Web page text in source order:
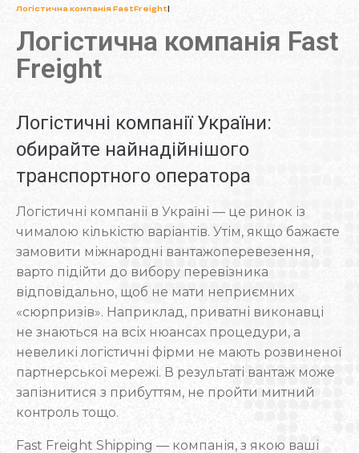
Логістична компанія FastFreight
Логістична компанія Fast
Freight
Логістичні компанії України:
обирайте найнадійнішого
транспортного оператора
Логістичні компанії в Україні — це ринок із
чималою кількістю варіантів. Утім, якщо бажаєте
замовити міжнародні вантажоперевезення,
варто підійти до вибору перевізника
відповідально, щоб не мати неприємних
«сюрпризів». Наприклад, приватні виконавці
не знаються на всіх нюансах процедури, а
невеликі логістичні фірми не мають розвиненої
партнерської мережі. В результаті вантаж може
запізнитися з прибуттям, не пройти митний
контроль тощо.
Fast Freight Shipping — компанія, з якою ваші